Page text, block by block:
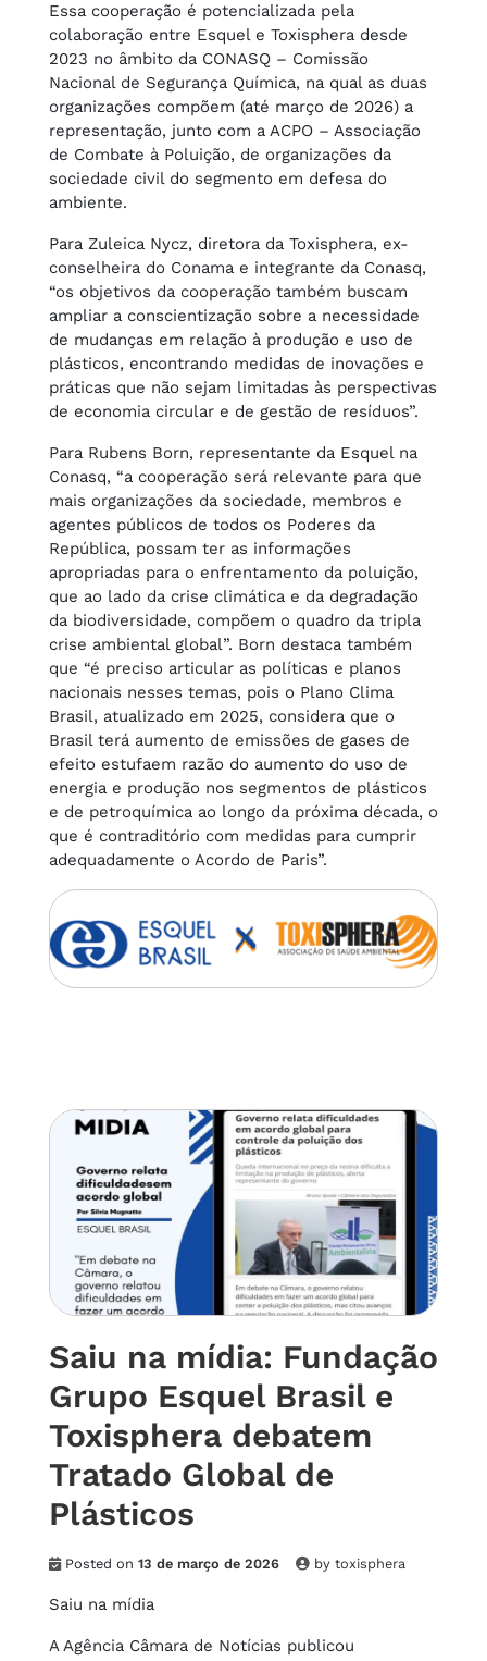
Essa cooperação é potencializada pela
colaboração entre Esquel e Toxisphera desde
2023 no âmbito da CONASQ – Comissão
Nacional de Segurança Química, na qual as duas
organizações compõem (até março de 2026) a
representação, junto com a ACPO – Associação
de Combate à Poluição, de organizações da
sociedade civil do segmento em defesa do
ambiente.
Para Zuleica Nycz, diretora da Toxisphera, ex-
conselheira do Conama e integrante da Conasq,
“os objetivos da cooperação também buscam
ampliar a conscientização sobre a necessidade
de mudanças em relação à produção e uso de
plásticos, encontrando medidas de inovações e
práticas que não sejam limitadas às perspectivas
de economia circular e de gestão de resíduos”.
Para Rubens Born, representante da Esquel na
Conasq, “a cooperação será relevante para que
mais organizações da sociedade, membros e
agentes públicos de todos os Poderes da
República, possam ter as informações
apropriadas para o enfrentamento da poluição,
que ao lado da crise climática e da degradação
da biodiversidade, compõem o quadro da tripla
crise ambiental global”. Born destaca também
que “é preciso articular as políticas e planos
nacionais nesses temas, pois o Plano Clima
Brasil, atualizado em 2025, considera que o
Brasil terá aumento de emissões de gases de
efeito estufaem razão do aumento do uso de
energia e produção nos segmentos de plásticos
e de petroquímica ao longo da próxima década, o
que é contraditório com medidas para cumprir
adequadamente o Acordo de Paris”.
Saiu na mídia: Fundação
Grupo Esquel Brasil e
Toxisphera debatem
Tratado Global de
Plásticos
Posted on 13 de março de 2026 by toxisphera
Saiu na mídia
A Agência Câmara de Notícias publicou